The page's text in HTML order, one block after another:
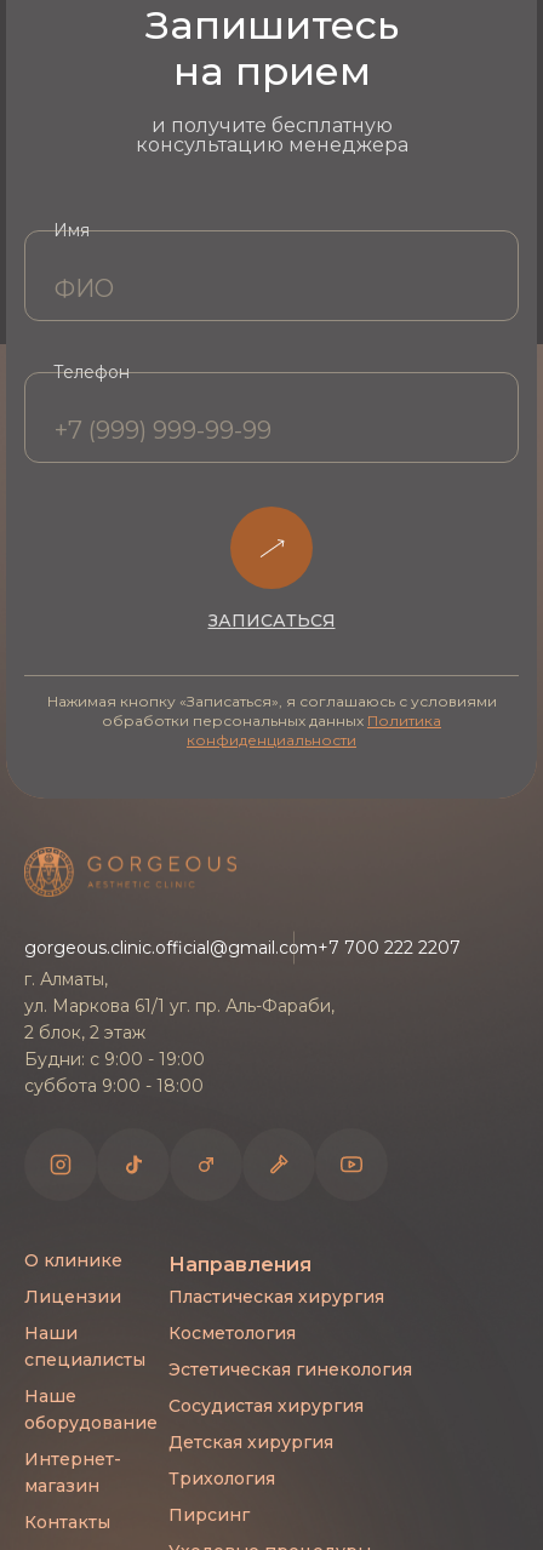
Запишитесь
на прием
и получите бесплатную
консультацию менеджера
Имя
Телефон
ЗАПИСАТЬСЯ
Нажимая кнопку «Записаться», я соглашаюсь с условиями
обработки персональных данных Политика
конфиденциальности
gorgeous.clinic.official@gmail.com+7 700 222 2207
г. Алматы,
ул. Маркова 61/1 уг. пр. Аль-Фараби,
2 блок, 2 этаж
Будни: с 9:00 - 19:00
суббота 9:00 - 18:00
О клинике
Лицензии
Наши
специалисты
Наше
оборудование
Интернет-
магазин
Контакты
Направления
Пластическая хирургия
Косметология
Эстетическая гинекология
Сосудистая хирургия
Детская хирургия
Трихология
Пирсинг